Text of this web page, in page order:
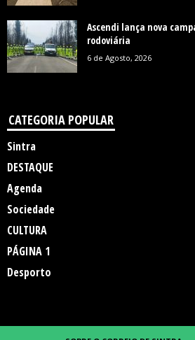
Ascendi lança nova
rodoviária
6 de Agosto, 2026
CATEGORIA POPULAR
Sintra
DESTAQUE
Agenda
Sociedade
CULTURA
PÁGINA 1
Desporto